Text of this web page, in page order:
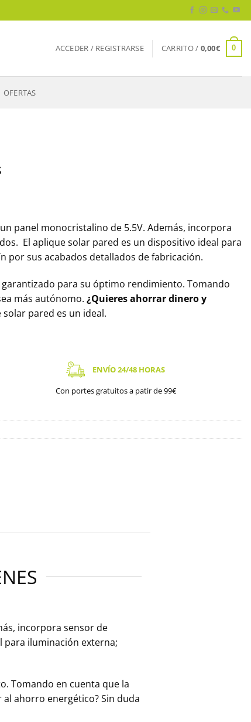
ACCEDER / REGISTRARSE CARRITO / 0,00€ 0
OFERTAS
panel monocristalino de 5.5V. Además, incorpora
El aplique solar pared es un dispositivo ideal para
por sus acabados detallados de fabricación.
para su óptimo rendimiento. Tomando
más autónomo. ¿Quieres ahorrar dinero y
pared es un ideal.
ENVÍO 24/48 HORAS
Con portes gratuitos a patir de 99€
incorpora sensor de
iluminación externa;
Tomando en cuenta que la
ahorro energético? Sin duda